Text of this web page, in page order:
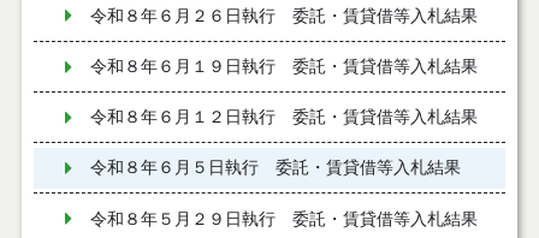
令和８年６月２６日執行 委託・賃貸借等入札結果
令和８年６月１９日執行 委託・賃貸借等入札結果
令和８年６月１２日執行 委託・賃貸借等入札結果
令和８年６月５日執行 委託・賃貸借等入札結果
令和８年５月２９日執行 委託・賃貸借等入札結果